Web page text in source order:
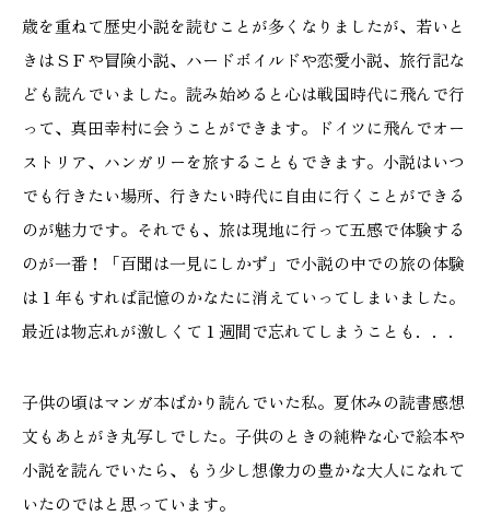
ACCESS MAP
アクセスマップ
本社
053-488-5127
浜松店
053-430-5123
歳を重ねて歴史小説を読むことが多くなりましたが、若いと
きはＳＦや冒険小説、ハードボイルドや恋愛小説、旅行記な
ども読んでいました。読み始めると心は戦国時代に飛んで行
って、真田幸村に会うことができます。ドイツに飛んでオー
ストリア、ハンガリーを旅することもできます。小説はいつ
でも行きたい場所、行きたい時代に自由に行くことができる
のが魅力です。それでも、旅は現地に行って五感で体験する
のが一番！「百聞は一見にしかず」で小説の中での旅の体験
は１年もすれば記憶のかなたに消えていってしまいました。
最近は物忘れが激しくて１週間で忘れてしまうことも．．．
子供の頃はマンガ本ばかり読んでいた私。夏休みの読書感想
文もあとがき丸写しでした。子供のときの純粋な心で絵本や
小説を読んでいたら、もう少し想像力の豊かな大人になれて
いたのではと思っています。